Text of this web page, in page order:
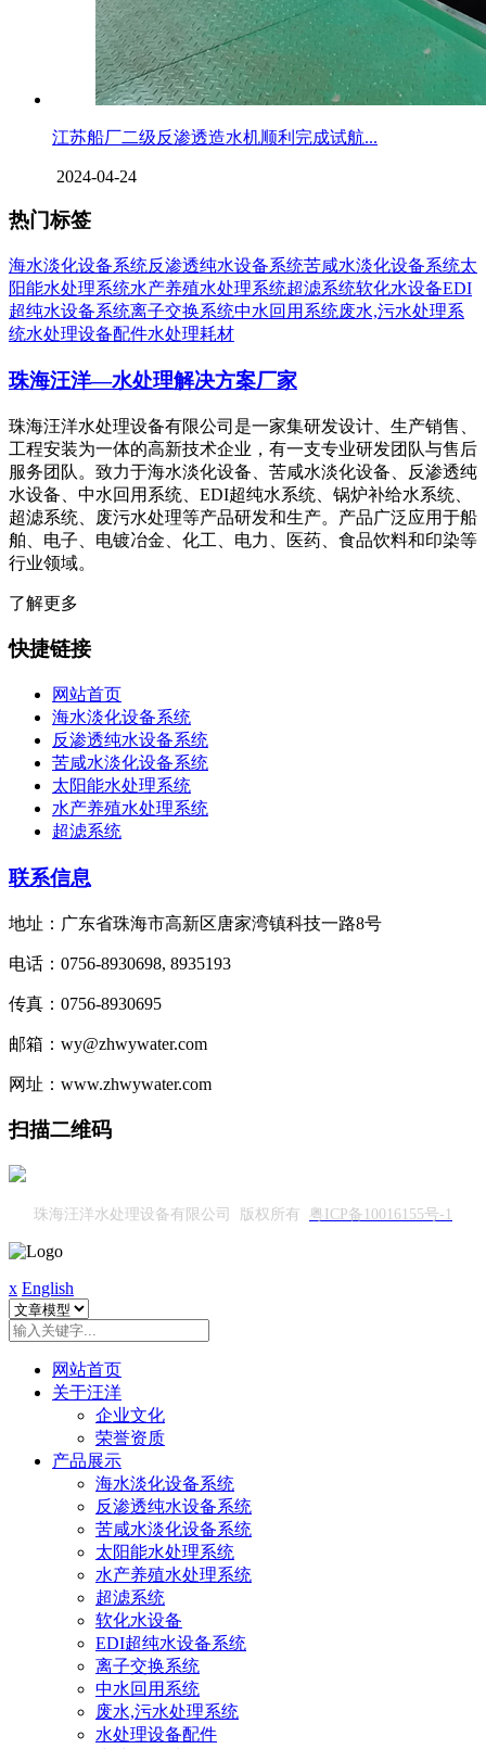
江苏船厂二级反渗透造水机顺利完成试航...
2024-04-24
热门标签
海水淡化设备系统反渗透纯水设备系统苦咸水淡化设备系统太
阳能水处理系统水产养殖水处理系统超滤系统软化水设备EDI
超纯水设备系统离子交换系统中水回用系统废水,污水处理系
统水处理设备配件水处理耗材
珠海汪洋—水处理解决方案厂家
珠海汪洋水处理设备有限公司是一家集研发设计、生产销售、
工程安装为一体的高新技术企业，有一支专业研发团队与售后
服务团队。致力于海水淡化设备、苦咸水淡化设备、反渗透纯
水设备、中水回用系统、EDI超纯水系统、锅炉补给水系统、
超滤系统、废污水处理等产品研发和生产。产品广泛应用于船
舶、电子、电镀冶金、化工、电力、医药、食品饮料和印染等
行业领域。
了解更多
快捷链接
网站首页
海水淡化设备系统
反渗透纯水设备系统
苦咸水淡化设备系统
太阳能水处理系统
水产养殖水处理系统
超滤系统
联系信息
地址：广东省珠海市高新区唐家湾镇科技一路8号
电话：0756-8930698, 8935193
传真：0756-8930695
邮箱：wy@zhwywater.com
网址：www.zhwywater.com
扫描二维码
珠海汪洋水处理设备有限公司 版权所有 粤ICP备10016155号-1
x English
网站首页
关于汪洋
企业文化
荣誉资质
产品展示
海水淡化设备系统
反渗透纯水设备系统
苦咸水淡化设备系统
太阳能水处理系统
水产养殖水处理系统
超滤系统
软化水设备
EDI超纯水设备系统
离子交换系统
中水回用系统
废水,污水处理系统
水处理设备配件